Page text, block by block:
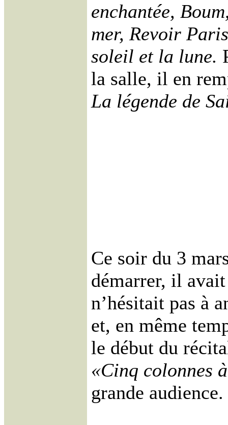
enchantée,
mer, Revoir
soleil et la lune.
la salle, il en
La légende de
Ce soir du 3
démarrer, il
n’hésitait pas à
et, en même
le début du
«Cinq colonnes
grande audience.